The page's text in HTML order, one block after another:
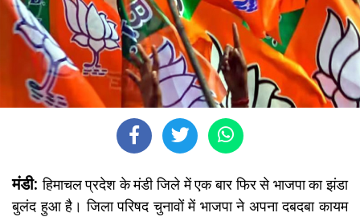
मंडी:हिमाचल प्रदेश के मंडी जिले में एक बार फिर से भाजपा का झंडा
बुलंद हुआ है। जिला परिषद चुनावों में भाजपा ने अपना दबदबा कायम